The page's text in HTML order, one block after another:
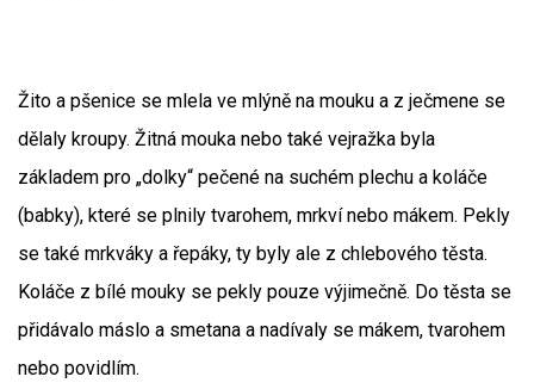
Žito a pšenice se mlela ve mlýně na mouku a z ječmene se
dělaly kroupy. Žitná mouka nebo také vejražka byla
základem pro „dolky“ pečené na suchém plechu a koláče
(babky), které se plnily tvarohem, mrkví nebo mákem. Pekly
se také mrkváky a řepáky, ty byly ale z chlebového těsta.
Koláče z bílé mouky se pekly pouze výjimečně. Do těsta se
přidávalo máslo a smetana a nadívaly se mákem, tvarohem
nebo povidlím.